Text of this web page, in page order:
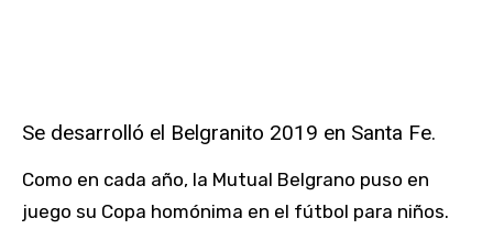
Se desarrolló el Belgranito 2019 en Santa Fe.
Como en cada año, la Mutual Belgrano puso en
juego su Copa homónima en el fútbol para niños.